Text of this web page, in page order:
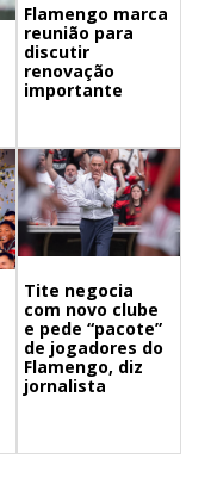
Flamengo marca
reunião para
discutir
renovação
importante
Tite negocia
com novo clube
e pede “pacote”
de jogadores do
Flamengo, diz
jornalista